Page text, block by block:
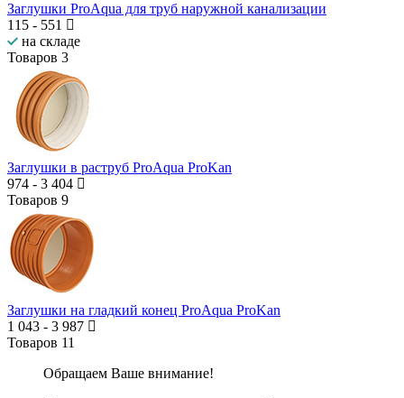
Заглушки ProAqua для труб наружной канализации
115 - 551
на складе
Товаров 3
Заглушки в раструб ProAqua ProKan
974 - 3 404
Товаров 9
Заглушки на гладкий конец ProAqua ProKan
1 043 - 3 987
Товаров 11
Обращаем Ваше внимание!